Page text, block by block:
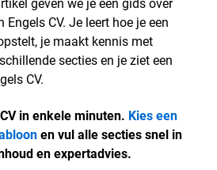
CV. Je leert hoe je een
je maakt kennis met
secties en je ziet een
CV.
in enkele minuten. Kies een
en vul alle secties snel in
en expertadvies.